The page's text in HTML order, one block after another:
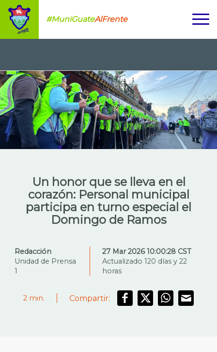
#MuniGuateAlFrente
Un honor que se lleva en el
corazón: Personal municipal
participa en turno especial el
Domingo de Ramos
Redacción
Unidad de Prensa
1
27 Mar 2026 10:00:28 CST
Actualizado 120 días y 22
horas
2 min. Compartir: